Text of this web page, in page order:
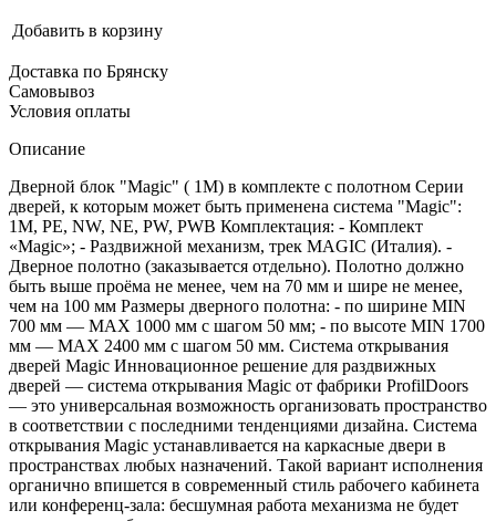
Добавить в корзину
Доставка по Брянску
Самовывоз
Условия оплаты
Описание
Дверной блок "Magic" ( 1M) в комплекте с полотном Серии
дверей, к которым может быть применена система "Magic":
1M, PE, NW, NE, PW, PWB Комплектация: - Комплект
«Magic»; - Раздвижной механизм, трек MAGIC (Италия). -
Дверное полотно (заказывается отдельно). Полотно должно
быть выше проёма не менее, чем на 70 мм и шире не менее,
чем на 100 мм Размеры дверного полотна: - по ширине MIN
700 мм — MAX 1000 мм с шагом 50 мм; - по высоте MIN 1700
мм — MAX 2400 мм с шагом 50 мм. Система открывания
дверей Magic Инновационное решение для раздвижных
дверей — система открывания Magic от фабрики ProfilDoors
— это универсальная возможность организовать пространство
в соответствии с последними тенденциями дизайна. Система
открывания Magic устанавливается на каркасные двери в
пространствах любых назначений. Такой вариант исполнения
органично впишется в современный стиль рабочего кабинета
или конференц-зала: бесшумная работа механизма не будет